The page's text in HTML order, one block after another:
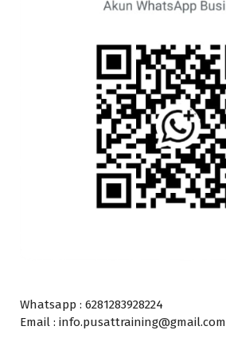
Whatsapp : 6281283928224
Email : info.pusattraining@gmail.com